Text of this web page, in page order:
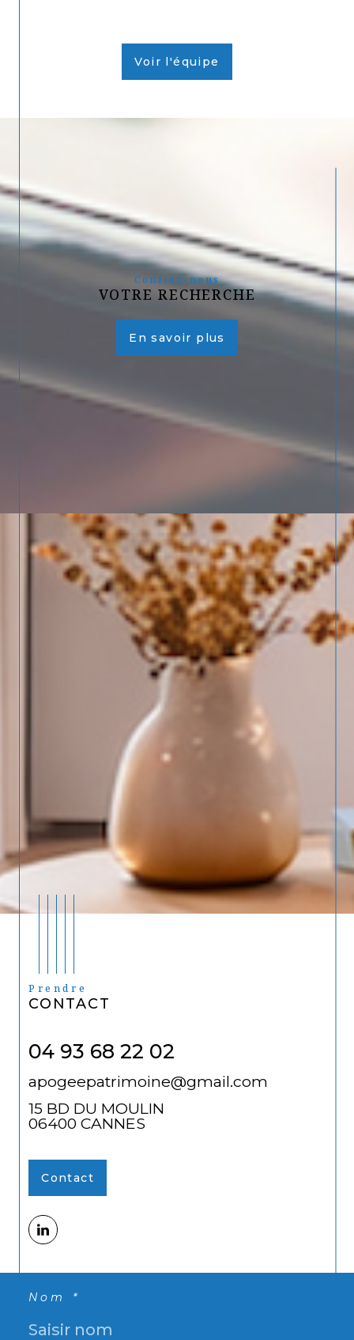
Voir l'équipe
Confiez-nous
VOTRE RECHERCHE
En savoir plus
Nom *
Prendre
CONTACT
04 93 68 22 02
apogeepatrimoine@gmail.com
15 BD DU MOULIN
06400 CANNES
Contact